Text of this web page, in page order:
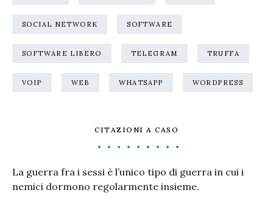
SOCIAL NETWORK SOFTWARE
SOFTWARE LIBERO TELEGRAM TRUFFA
VOIP WEB WHATSAPP WORDPRESS
CITAZIONI A CASO
La guerra fra i sessi è l’unico tipo di guerra in cui i
nemici dormono regolarmente insieme.